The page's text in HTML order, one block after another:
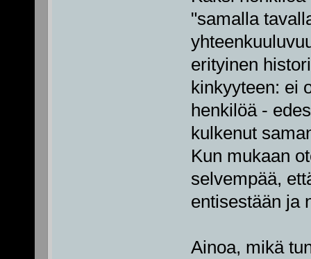
"samalla
erityinen
kinkyyteen: ei
henkilöä -
kulkenut
Kun mukaan
selvempää,
entisestään ja
Ainoa, mikä